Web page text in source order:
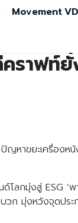
Movement
ราฟท์
ญหาขยะเครื่องห
โลกมุ่งสู่ ESG ‘
วก มุ่งหวังจุดปร